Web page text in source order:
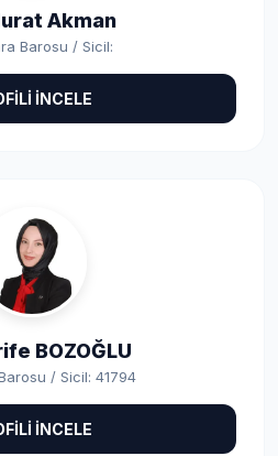
Akman
Barosu / Sicil:
İNCELE
BOZOĞLU
/ Sicil: 41794
İNCELE